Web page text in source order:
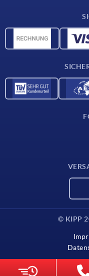
CAD-Daten
© KIPP